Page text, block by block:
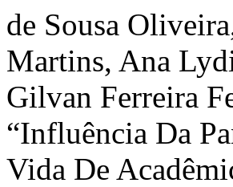
de Sousa
Martins, Ana
Gilvan Ferreira
“Influência Da
Vida De